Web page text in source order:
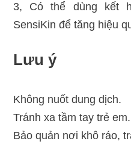
3, Có thể dùng kết
SensiKin để tăng hiệu
Lưu ý
Không nuốt dung dịch.
Tránh xa tầm tay trẻ em.
Bảo quản nơi khô ráo,